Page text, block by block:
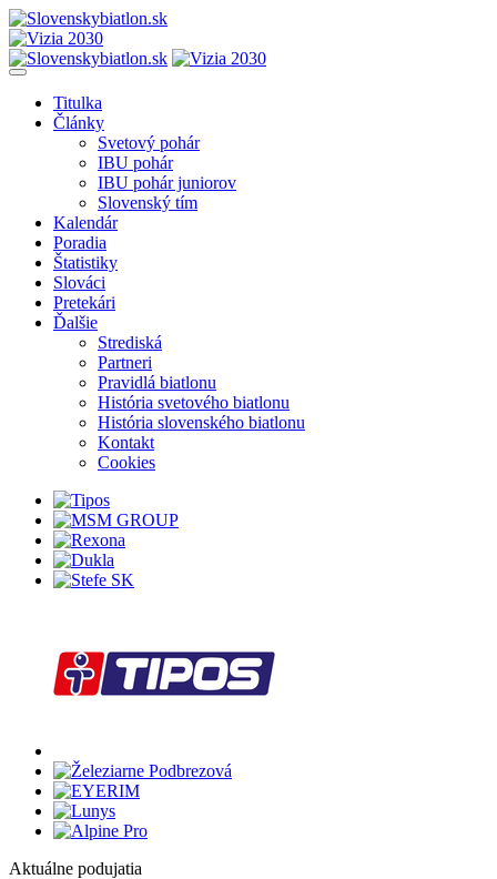
Titulka
Články
Svetový pohár
IBU pohár
IBU pohár juniorov
Slovenský tím
Kalendár
Poradia
Štatistiky
Slováci
Pretekári
Ďalšie
Strediská
Partneri
Pravidlá biatlonu
História svetového biatlonu
História slovenského biatlonu
Kontakt
Cookies
Aktuálne podujatia